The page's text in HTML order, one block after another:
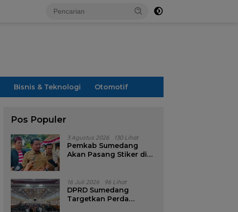
Bisnis & Teknologi Otomotif
Pos Populer
3 Agustus 2026 130 Lihat
Pemkab Sumedang
Akan Pasang Stiker di
16 Juli 2026 96 Lihat
DPRD Sumedang
Targetkan Perda